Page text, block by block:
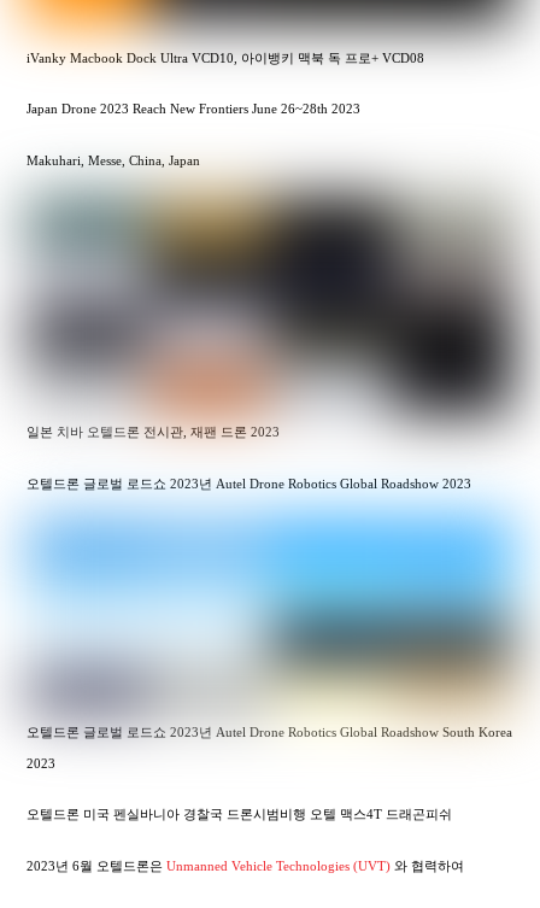
iVanky Macbook Dock Ultra VCD10, 아이뱅키 맥북 독 프로+ VCD08
Japan Drone 2023 Reach New Frontiers June 26~28th 2023
Makuhari, Messe, China, Japan
일본 치바 오텔드론 전시관, 재팬 드론 2023
오텔드론 글로벌 로드쇼 2023년 Autel Drone Robotics Global Roadshow 2023
오텔드론 글로벌 로드쇼 2023년 Autel Drone Robotics Global Roadshow South Korea
2023
오텔드론 미국 펜실바니아 경찰국 드론시범비행 오텔 맥스4T 드래곤피쉬
2023년 6월 오텔드론은Unmanned Vehicle Technologies (UVT) 와 협력하여